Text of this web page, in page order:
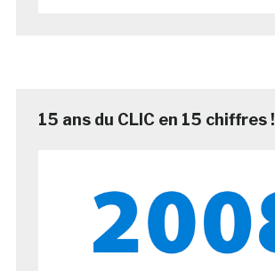
15 ans du CLIC en 15 chiffres !